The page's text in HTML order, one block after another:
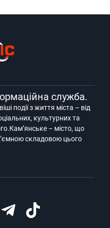
служба.
події з життя міста – від
культурних та
– місто, що
складовою цього